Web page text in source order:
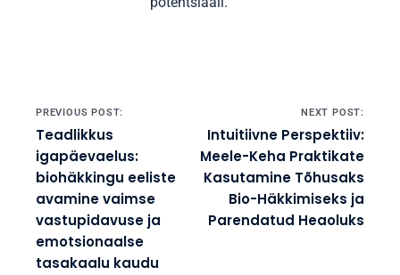
Post navigation
PREVIOUS POST:
Teadlikkus
igapäevaelus:
biohäkkingu eeliste
avamine vaimse
vastupidavuse ja
emotsionaalse
tasakaalu kaudu
NEXT POST:
Intuitiivne Perspektiiv:
Meele-Keha Praktikate
Kasutamine Tõhusaks
Bio-Häkkimiseks ja
Parendatud Heaoluks